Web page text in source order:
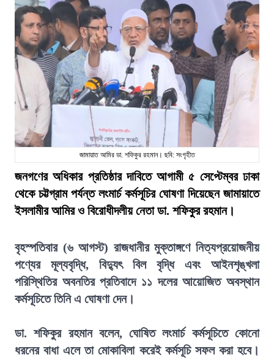
জামায়াত আমির ডা. শফিকুর রহমান। ছবি: সংগৃহীত
জনগণের অধিকার প্রতিষ্ঠার দাবিতে আগামী ৫ সেপ্টেম্বর ঢাকা
থেকে চট্টগ্রাম পর্যন্ত লংমার্চ কর্মসূচির ঘোষণা দিয়েছেন জামায়াতে
ইসলামীর আমির ও বিরোধীদলীয় নেতা ডা. শফিকুর রহমান।
বৃহস্পতিবার (৬ আগস্ট) রাজধানীর মুক্তাঙ্গণে নিত্যপ্রয়োজনীয়
পণ্যের মূল্যবৃদ্ধি, বিদ্যুৎ বিল বৃদ্ধি এবং আইনশৃঙ্খলা
পরিস্থিতির অবনতির প্রতিবাদে ১১ দলের আয়োজিত অবস্থান
কর্মসূচিতে তিনি এ ঘোষণা দেন।
ডা. শফিকুর রহমান বলেন, ঘোষিত লংমার্চ কর্মসূচিতে কোনো
ধরনের বাধা এলে তা মোকাবিলা করেই কর্মসূচি সফল করা হবে।